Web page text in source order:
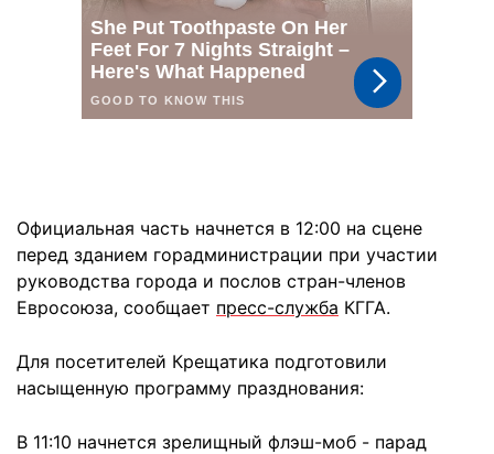
Официальная часть начнется в 12:00 на сцене
перед зданием горадминистрации при участии
руководства города и послов стран-членов
Евросоюза, сообщает пресс-служба КГГА.
Для посетителей Крещатика подготовили
насыщенную программу празднования:
В 11:10 начнется зрелищный флэш-моб - парад